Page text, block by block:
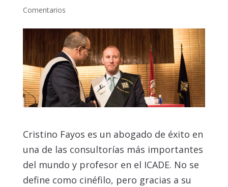
Comentarios
Cristino Fayos es un abogado de éxito en
una de las consultorías más importantes
del mundo y profesor en el ICADE. No se
define como cinéfilo, pero gracias a su